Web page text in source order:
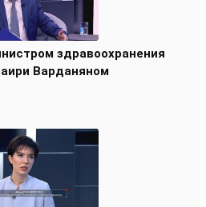
здравоохранения
Варданяном